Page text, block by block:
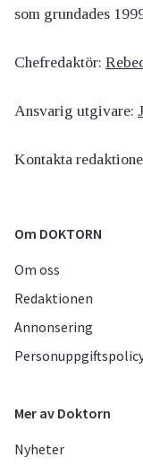
som grundades
Chefredaktör:
Ansvarig utgivare:
Kontakta
Om DOKTORN
Om oss
Redaktionen
Annonsering
Mer av Doktorn
Nyheter